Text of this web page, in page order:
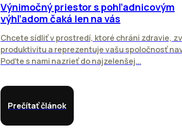
Výnimočný priestor s pohľadnicovým
výhľadom čaká len na vás
Chcete sídliť v prostredí, ktoré chráni zdravie,
produktivitu a reprezentuje vašu spoločnosť
Poďte s nami nazrieť do najzelenšej...
Prečítať článok